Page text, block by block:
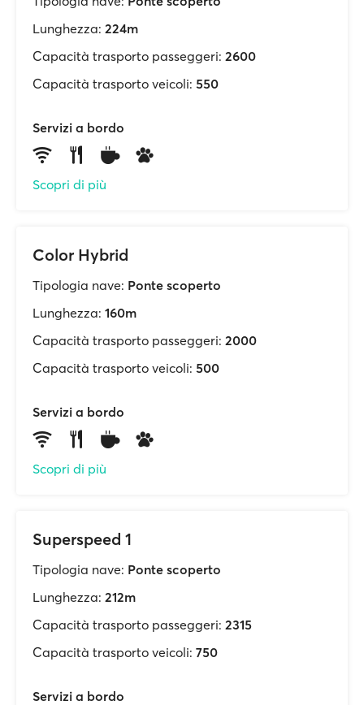
Lunghezza: 224m
Capacità trasporto passeggeri: 2600
Capacità trasporto veicoli: 550
Servizi a bordo
Scopri di più
Color Hybrid
Tipologia nave: Ponte scoperto
Lunghezza: 160m
Capacità trasporto passeggeri: 2000
Capacità trasporto veicoli: 500
Servizi a bordo
Scopri di più
Superspeed 1
Tipologia nave: Ponte scoperto
Lunghezza: 212m
Capacità trasporto passeggeri: 2315
Capacità trasporto veicoli: 750
Servizi a bordo